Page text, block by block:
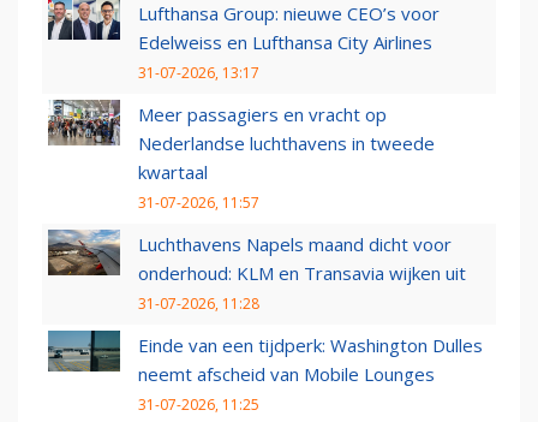
Lufthansa Group: nieuwe CEO’s voor
Edelweiss en Lufthansa City Airlines
31-07-2026, 13:17
Meer passagiers en vracht op
Nederlandse luchthavens in tweede
kwartaal
31-07-2026, 11:57
Luchthavens Napels maand dicht voor
onderhoud: KLM en Transavia wijken uit
31-07-2026, 11:28
Einde van een tijdperk: Washington Dulles
neemt afscheid van Mobile Lounges
31-07-2026, 11:25